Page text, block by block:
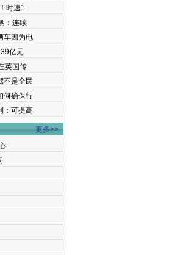
时速1
：连续
车因为电
亿元
英国传
不是全民
何确保行
：可提高
更多>>